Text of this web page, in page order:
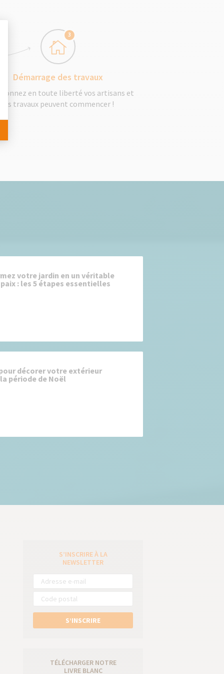
3
Démarrage des travaux
en toute liberté vos artisans et
les travaux peuvent commencer !
votre jardin en un véritable
: les 5 étapes essentielles
décorer votre extérieur
période de Noël
S’INSCRIRE À LA
NEWSLETTER
S’INSCRIRE
TÉLÉCHARGER NOTRE
LIVRE BLANC
vos Options